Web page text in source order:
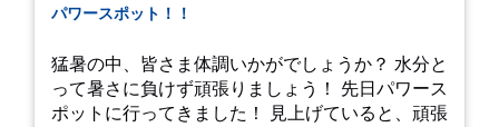
パワースポット！！
猛暑の中、皆さま体調いかがでしょうか？ 水分と
って暑さに負けず頑張りましょう！ 先日パワース
ポットに行ってきました！ 見上げていると、頑張